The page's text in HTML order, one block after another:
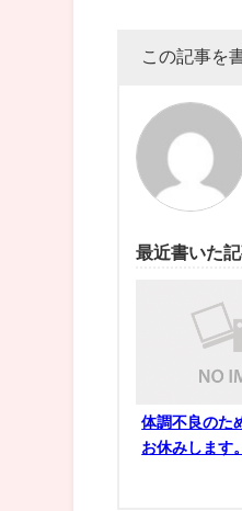
この記事を
最近書いた
体調不良のた
お休みします。